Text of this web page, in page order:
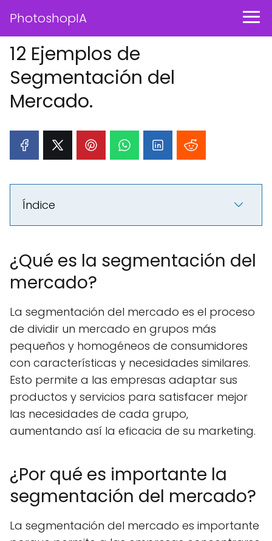
PhotoshopIA
12 Ejemplos de
Segmentación del
Mercado.
Índice
¿Qué es la segmentación del
mercado?
La segmentación del mercado es el proceso
de dividir un mercado en grupos más
pequeños y homogéneos de consumidores
con características y necesidades similares.
Esto permite a las empresas adaptar sus
productos y servicios para satisfacer mejor
las necesidades de cada grupo,
aumentando así la eficacia de su marketing.
¿Por qué es importante la
segmentación del mercado?
La segmentación del mercado es importante